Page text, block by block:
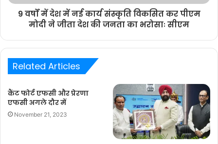
9 वर्षों में देश में नई कार्य संस्कृति विकसित कर पीएम
मोदी ने जीता देश की जनता का भरोसाः सीएम
Related Articles
कैंट फोर्ट एफसी और प्रेरणा
एफसी अगले दौर में
November 21, 2023